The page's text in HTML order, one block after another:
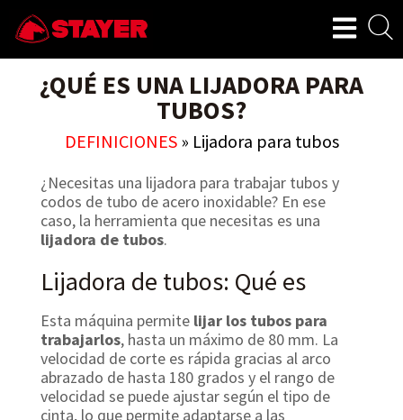
¿QUÉ ES UNA LIJADORA PARA
TUBOS?
DEFINICIONES» Lijadora para tubos
¿Necesitas una lijadora para trabajar tubos y
codos de tubo de acero inoxidable? En ese
caso, la herramienta que necesitas es una
lijadora de tubos.
Lijadora de tubos: Qué es
Esta máquina permite lijar los tubos para
trabajarlos, hasta un máximo de 80 mm. La
velocidad de corte es rápida gracias al arco
abrazado de hasta 180 grados y el rango de
velocidad se puede ajustar según el tipo de
cinta, lo que permite adaptarse a las